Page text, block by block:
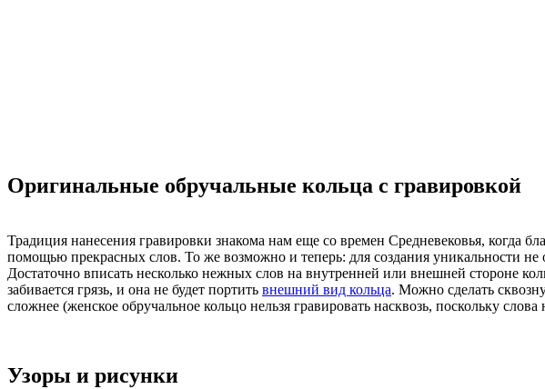
Оригинальные обручальные кольца с гравировкой
Традиция нанесения гравировки знакома нам еще со времен Средневековья, когда
помощью прекрасных слов. То же возможно и теперь: для создания уникальности не
Достаточно вписать несколько нежных слов на внутренней или внешней стороне
забивается грязь, и она не будет портить внешний вид кольца. Можно сделать
сложнее (женское обручальное кольцо нельзя гравировать насквозь, поскольку
Узоры и рисунки